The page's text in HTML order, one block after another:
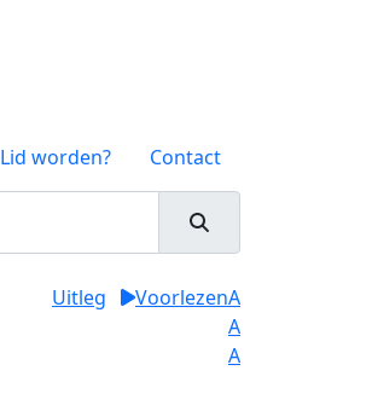
Lid worden? Contact
Uitleg VoorlezenA
A
A